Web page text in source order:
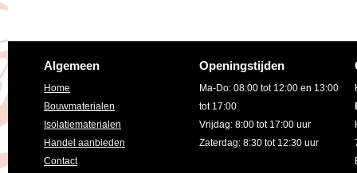
Algemeen
Home
Bouwmaterialen
Isolatiematerialen
Handel aanbieden
Contact
Openingstijden
Ma-Do: 08:00 tot 12:00 en 13:00
tot 17:00
Vrijdag: 8:00 tot 17:00 uur
Zaterdag: 8:30 tot 12:30 uur